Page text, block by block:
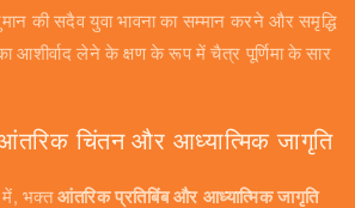
की सदैव युवा भावना का सम्मान करने और समृद्धि
लेने के क्षण के रूप में चैत्र पूर्णिमा के सार
आंतरिक चिंतन और आध्यात्मिक जागृति
में, भक्तआंतरिक प्रतिबिंब और आध्यात्मिक जागृति